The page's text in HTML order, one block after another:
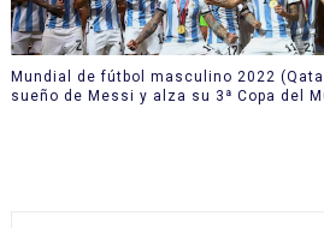
Mundial de fútbol masculino 2022
sueño de Messi y alza su 3ª Copa del